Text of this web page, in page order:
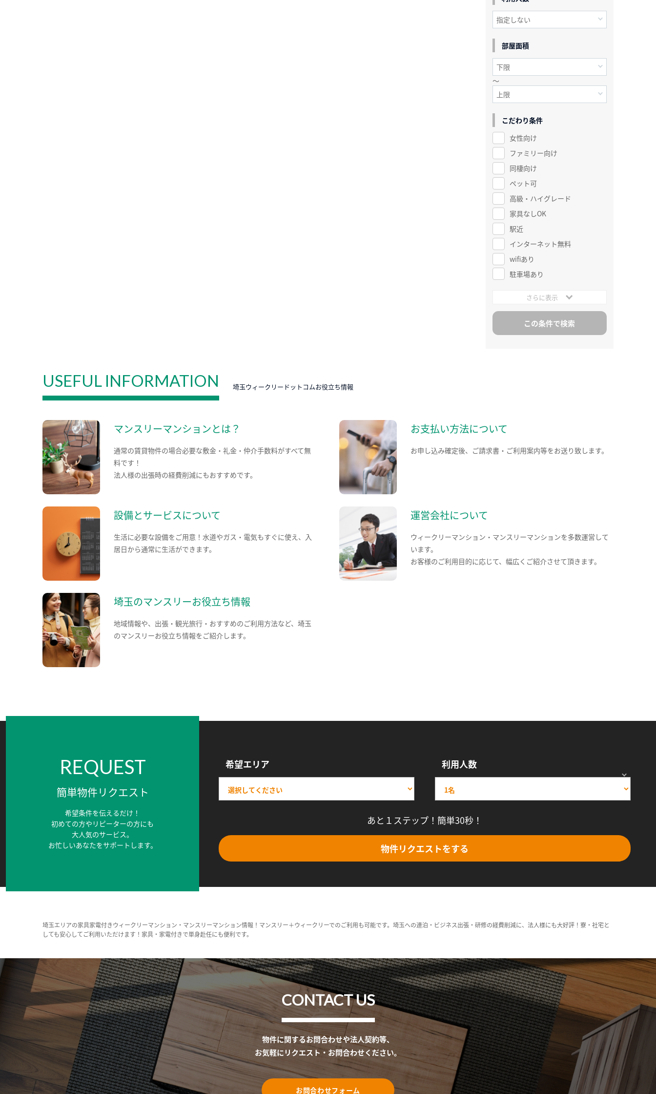
部屋面積
～
こだわり条件
女性向け
ファミリー向け
同棲向け
ペット可
高級・ハイグレード
家具なしOK
駅近
インターネット無料
wifiあり
駐車場あり
さらに表示
USEFUL INFORMATION 埼玉ウィークリードットコムお役立ち情報
マンスリーマンションとは？
通常の賃貸物件の場合必要な敷金・礼金・仲介手数料がすべて無
料です！
法人様の出張時の経費削減にもおすすめです。
お支払い方法について
お申し込み確定後、ご請求書・ご利用案内等をお送り致します。
設備とサービスについて
生活に必要な設備をご用意！水道やガス・電気もすぐに使え、入
居日から通常に生活ができます。
運営会社について
ウィークリーマンション・マンスリーマンションを多数運営して
います。
お客様のご利用目的に応じて、幅広くご紹介させて頂きます。
埼玉のマンスリーお役立ち情報
地域情報や、出張・観光旅行・おすすめのご利用方法など、埼玉
のマンスリーお役立ち情報をご紹介します。
REQUEST
簡単物件リクエスト
希望条件を伝えるだけ！
初めての方やリピーターの方にも
大人気のサービス。
お忙しいあなたをサポートします。
希望エリア 利用人数
あと１ステップ！簡単30秒！
物件リクエストをする
埼玉エリアの家具家電付きウィークリーマンション・マンスリーマンション情報！マンスリー＋ウィークリーでのご利用も可能です。埼玉への連泊・ビジネス出張・研修の経費削減に、法人様にも大好評！寮・社宅と
しても安心してご利用いただけます！家具・家電付きで単身赴任にも便利です。
CONTACT US
物件に関するお問合わせや法人契約等、
お気軽にリクエスト・お問合わせください。
お問合わせフォーム